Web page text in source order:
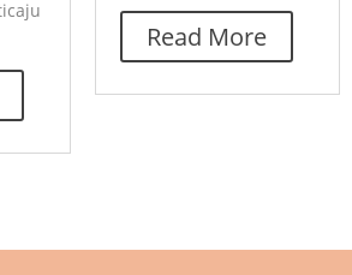
Read More